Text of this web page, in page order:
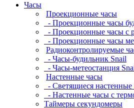
Часы
Проекционные часы
- Проекционные часы
- Проекционные часы с
- Проекционные часы
Радиоконтролируемые
- Часы-будильник Snail
- Часы-метеостанция
Настенные часы
- Светящиеся
- Настенные часы с
Таймеры секундомеры